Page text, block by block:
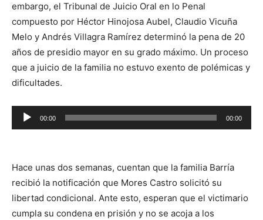
embargo, el Tribunal de Juicio Oral en lo Penal
compuesto por Héctor Hinojosa Aubel, Claudio Vicuña
Melo y Andrés Villagra Ramírez determinó la pena de 20
años de presidio mayor en su grado máximo. Un proceso
que a juicio de la familia no estuvo exento de polémicas y
dificultades.
Reproductor
de
00:00 00:00
Hace unas dos semanas, cuentan que la familia Barría
recibió la notificación que Mores Castro solicitó su
libertad condicional. Ante esto, esperan que el victimario
cumpla su condena en prisión y no se acoja a los